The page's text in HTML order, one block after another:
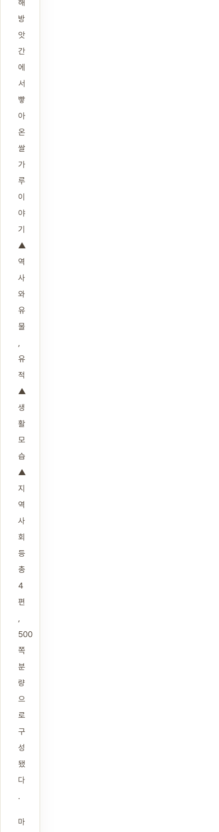
해
방
앗
간
에
서
빻
아
온
쌀
가
루
이
야
기
▲
역
사
와
유
물
,
유
적
▲
생
활
모
습
▲
지
역
사
회
등
총
4
편
,
500
쪽
분
량
으
로
구
성
됐
다
.
마